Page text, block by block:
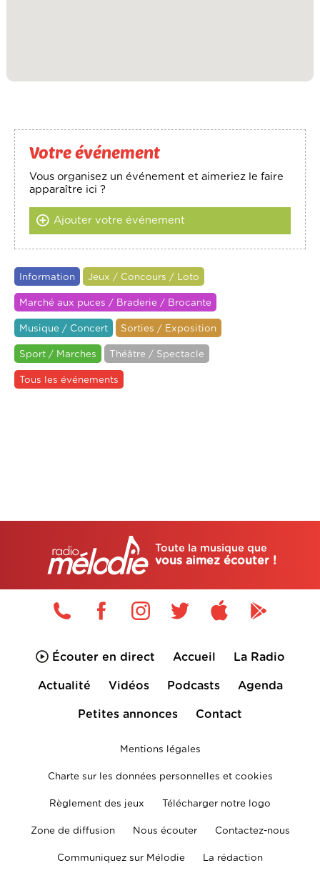
Votre événement
Vous organisez un événement et aimeriez le faire
apparaître ici ?
Ajouter votre événement
Information Jeux / Concours / Loto
Marché aux puces / Braderie / Brocante
Musique / Concert Sorties / Exposition
Sport / Marches Théâtre / Spectacle
Tous les événements
Toute la musique que
vous aimez écouter !
Écouter en direct Accueil La Radio
Actualité Vidéos Podcasts Agenda
Petites annonces Contact
Mentions légales
Charte sur les données personnelles et cookies
Règlement des jeux Télécharger notre logo
Zone de diffusion Nous écouter Contactez-nous
Communiquez sur Mélodie La rédaction